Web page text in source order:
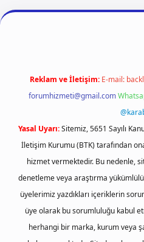
betexper
Reklam ve İletişim: E-mail:
forumhizmeti@gmail.com
Yasal Uyarı:Sitemiz, 5651 Sayılı
İletişim Kurumu (BTK) tarafından
hizmet vermektedir. Bu nedenle,
denetleme veya araştırma
üyelerimiz yazdıkları içeriklerin
üye olarak bu sorumluluğu kabul
herhangi bir marka, kurum veya